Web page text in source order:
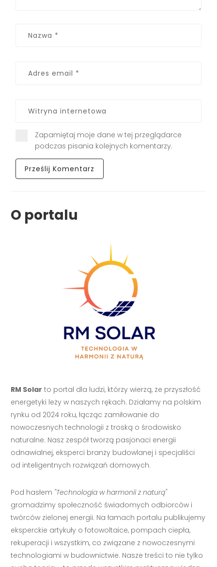
Zapamiętaj moje dane w tej przeglądarce
podczas pisania kolejnych komentarzy.
O portalu
RM Solar to portal dla ludzi, którzy wierzą, że przyszłość
energetyki leży w naszych rękach. Działamy na polskim
rynku od 2024 roku, łącząc zamiłowanie do
nowoczesnych technologii z troską o środowisko
naturalne. Nasz zespół tworzą pasjonaci energii
odnawialnej, eksperci branży budowlanej i specjaliści
od inteligentnych rozwiązań domowych.
Pod hasłem "Technologia w harmonii z naturą"
gromadzimy społeczność świadomych odbiorców i
twórców zielonej energii. Na łamach portalu publikujemy
eksperckie artykuły o fotowoltaice, pompach ciepła,
rekuperacji i wszystkim, co związane z nowoczesnymi
technologiami w budownictwie. Nasze treści to nie tylko